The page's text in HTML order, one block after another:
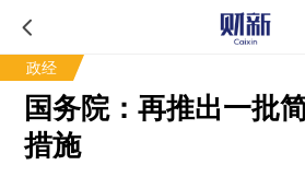
政经
国务院：再推出一批
措施